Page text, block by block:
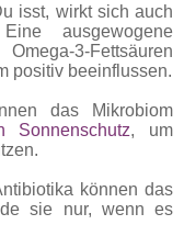
isst, wirkt sich auch
ausgewogene
3-Fettsäuren
positiv beeinflussen.
das Mikrobiom
Sonnenschutz, um
können das
sie nur, wenn es